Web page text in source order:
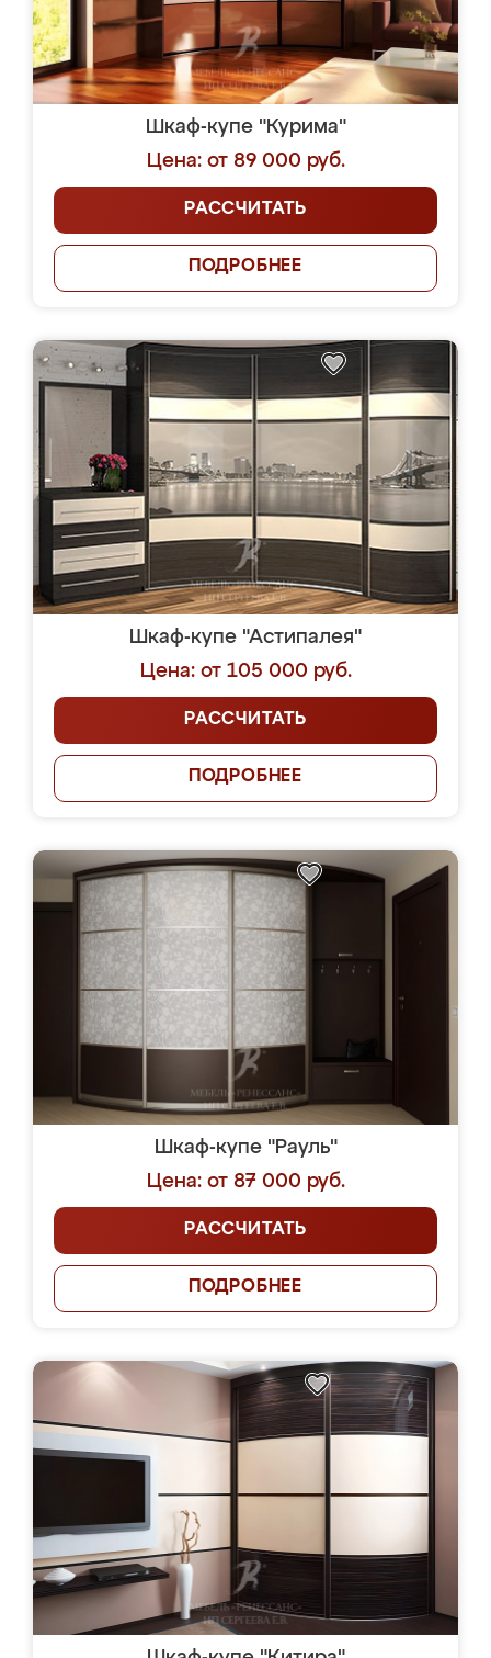
Шкаф-купе "Курима"
Цена: от 89 000 руб.
РАССЧИТАТЬ
ПОДРОБНЕЕ
Шкаф-купе "Астипалея"
Цена: от 105 000 руб.
РАССЧИТАТЬ
ПОДРОБНЕЕ
Шкаф-купе "Рауль"
Цена: от 87 000 руб.
РАССЧИТАТЬ
ПОДРОБНЕЕ